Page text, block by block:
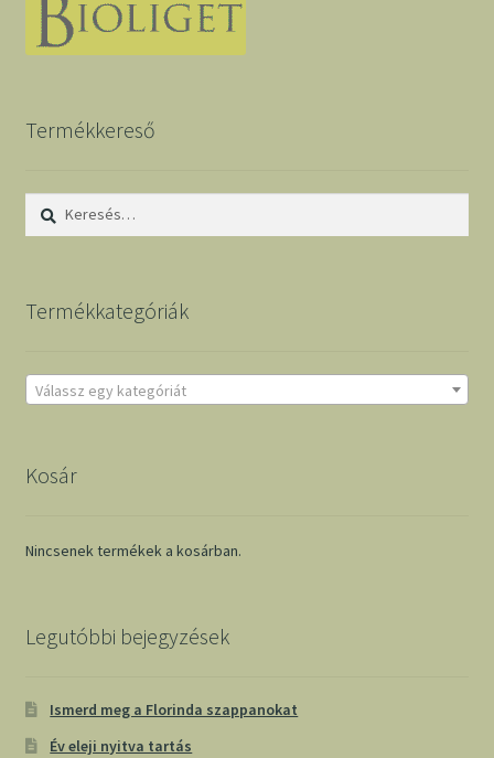
Termékkereső
Keresés:
Termékkategóriák
Válassz egy kategóriát
Kosár
Nincsenek termékek a kosárban.
Legutóbbi bejegyzések
Ismerd meg a Florinda szappanokat
Év eleji nyitva tartás